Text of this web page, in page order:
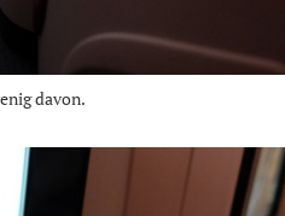
davon.